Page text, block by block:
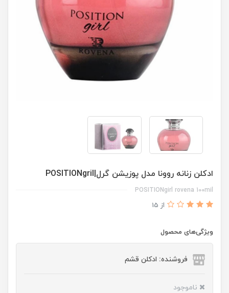
ادكلن زنانه روونا مدل پوزيشن گرل|POSITIONgril
POSITIONgirl rovena 100mil
از 15
ویژگی‌های محصول
فروشنده: ادکلن قشم
ناموجود